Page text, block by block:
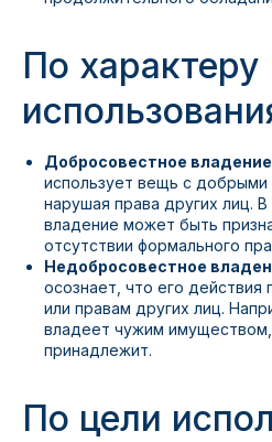
По характеру
Добросовестное владение
использует вещь с
нарушая права других лиц. В
владение может быть
отсутствии формального
Недобросовестное
осознает, что его действия
или правам других лиц.
владеет чужим
принадлежит.
По цели